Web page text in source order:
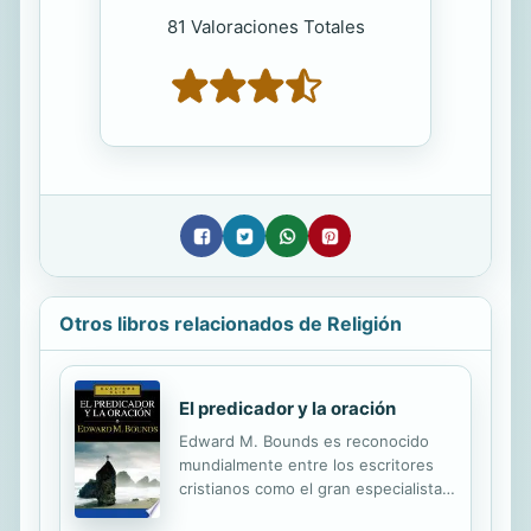
81 Valoraciones Totales
Otros libros relacionados de Religión
El predicador y la oración
Edward M. Bounds es reconocido
mundialmente entre los escritores
cristianos como el gran especialista